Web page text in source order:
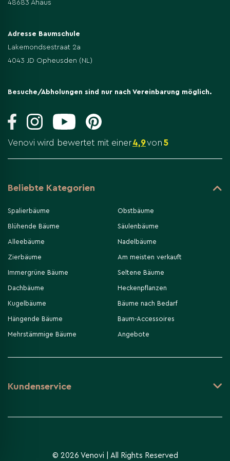
+ In den Warenkorb
48683 Ahaus
Adresse Baumschule
Lakemondsestraat 2a
4043 JD Opheusden (NL)
Besuche/Abholungen sind nur nach Vereinbarung möglich.
Venovi wird bewertet mit einer4,9von 5
Beliebte Kategorien
Spalierbäume
Blühende Bäume
Alleebäume
Zierbäume
Immergrüne Bäume
Dachbäume
Kugelbäume
Hängende Bäume
Mehrstämmige Bäume
Obstbäume
Säulenbäume
Nadelbäume
Am meisten verkauft
Seltene Bäume
Heckenpflanzen
Bäume nach Bedarf
Baum-Accessoires
Angebote
Kundenservice
© 2026 Venovi | All Rights Reserved